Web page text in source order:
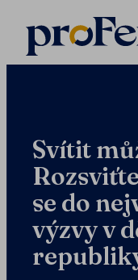
Svítit
se do
výzvy v